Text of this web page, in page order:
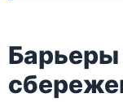
Барьеры